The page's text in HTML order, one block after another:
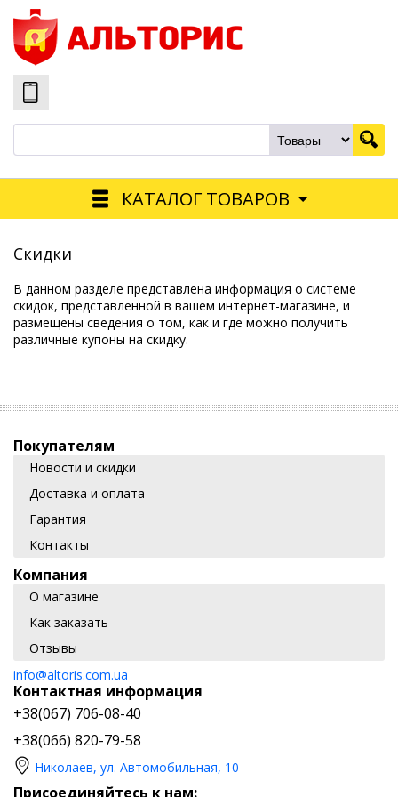
КАТАЛОГ ТОВАРОВ
Скидки
В данном разделе представлена информация о системе
скидок, представленной в вашем интернет-магазине, и
размещены сведения о том, как и где можно получить
различные купоны на скидку.
Покупателям
Новости и скидки
Доставка и оплата
Гарантия
Контакты
Компания
О магазине
Как заказать
Отзывы
info@altoris.com.ua
Контактная информация
+38(067) 706-08-40
+38(066) 820-79-58
Николаев, ул. Автомобильная, 10
Присоединяйтесь к нам: